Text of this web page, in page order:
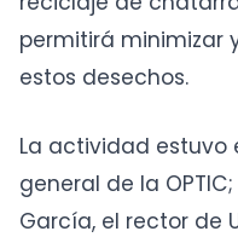
permitirá minimizar
estos desechos.
La actividad estuvo
general de la
García, el rector de